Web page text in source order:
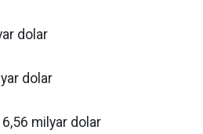
dolar
dolar
milyar dolar